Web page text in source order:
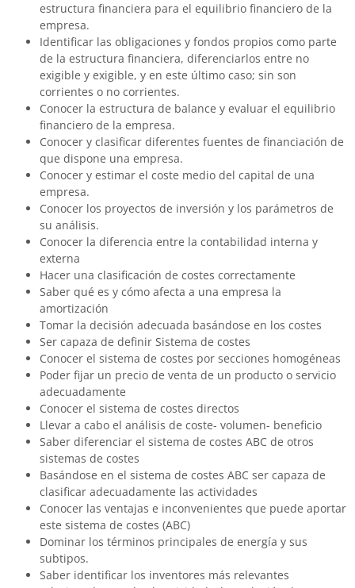
estructura financiera para el equilibrio financiero de la
empresa.
Identificar las obligaciones y fondos propios como parte
de la estructura financiera, diferenciarlos entre no
exigible y exigible, y en este último caso; sin son
corrientes o no corrientes.
Conocer la estructura de balance y evaluar el equilibrio
financiero de la empresa.
Conocer y clasificar diferentes fuentes de financiación de
que dispone una empresa.
Conocer y estimar el coste medio del capital de una
empresa.
Conocer los proyectos de inversión y los parámetros de
su análisis.
Conocer la diferencia entre la contabilidad interna y
externa
Hacer una clasificación de costes correctamente
Saber qué es y cómo afecta a una empresa la
amortización
Tomar la decisión adecuada basándose en los costes
Ser capaza de definir Sistema de costes
Conocer el sistema de costes por secciones homogéneas
Poder fijar un precio de venta de un producto o servicio
adecuadamente
Conocer el sistema de costes directos
Llevar a cabo el análisis de coste- volumen- beneficio
Saber diferenciar el sistema de costes ABC de otros
sistemas de costes
Basándose en el sistema de costes ABC ser capaza de
clasificar adecuadamente las actividades
Conocer las ventajas e inconvenientes que puede aportar
este sistema de costes (ABC)
Dominar los términos principales de energía y sus
subtipos.
Saber identificar los inventores más relevantes